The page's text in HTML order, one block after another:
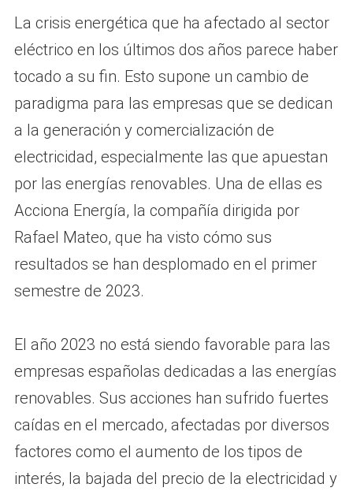
La crisis energética que ha afectado al sector
eléctrico en los últimos dos años parece haber
tocado a su fin. Esto supone un cambio de
paradigma para las empresas que se dedican
a la generación y comercialización de
electricidad, especialmente las que apuestan
por las energías renovables. Una de ellas es
Acciona Energía, la compañía dirigida por
Rafael Mateo, que ha visto cómo sus
resultados se han desplomado en el primer
semestre de 2023.
El año 2023 no está siendo favorable para las
empresas españolas dedicadas a las energías
renovables. Sus acciones han sufrido fuertes
caídas en el mercado, afectadas por diversos
factores como el aumento de los tipos de
interés, la bajada del precio de la electricidad y